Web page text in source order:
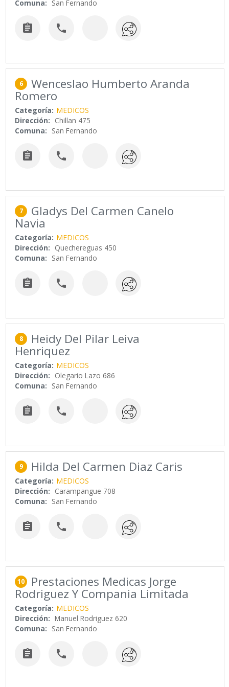
Comuna: San Fernando
 
6 Wenceslao Humberto Aranda
Romero
Categoría: MEDICOS
Dirección: Chillan 475
Comuna: San Fernando
 
7 Gladys Del Carmen Canelo
Navia
Categoría: MEDICOS
Dirección: Quechereguas 450
Comuna: San Fernando
 
8 Heidy Del Pilar Leiva
Henriquez
Categoría: MEDICOS
Dirección: Olegario Lazo 686
Comuna: San Fernando
 
9 Hilda Del Carmen Diaz Caris
Categoría: MEDICOS
Dirección: Carampangue 708
Comuna: San Fernando
 
10 Prestaciones Medicas Jorge
Rodriguez Y Compania Limitada
Categoría: MEDICOS
Dirección: Manuel Rodriguez 620
Comuna: San Fernando
 